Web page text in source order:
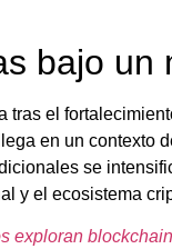
bajo un
el
en un contexto
se
y el ecosistema
exploran